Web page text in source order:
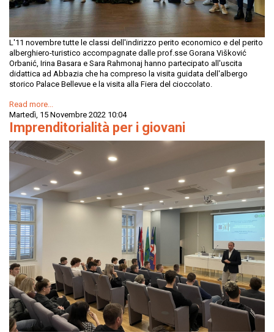
L'11 novembre tutte le classi dell'indirizzo perito economico e del perito
alberghiero-turistico accompagnate dalle prof.sse Gorana Višković
Orbanić, Irina Basara e Sara Rahmonaj hanno partecipato all'uscita
didattica ad Abbazia che ha compreso la visita guidata dell'albergo
storico Palace Bellevue e la visita alla Fiera del cioccolato.
Read more...
Martedì, 15 Novembre 2022 10:04
Imprenditorialità per i giovani